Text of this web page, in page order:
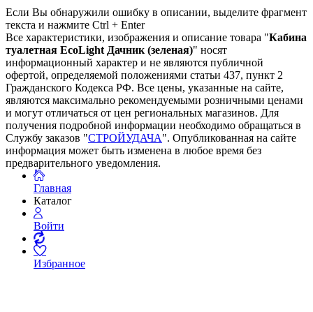
Если Вы обнаружили ошибку в описании, выделите фрагмент
текста и нажмите Ctrl + Enter
Все характеристики, изображения и описание товара "Кабина
туалетная EcoLight Дачник (зеленая)" носят
информационный характер и не являются публичной
офертой, определяемой положениями статьи 437, пункт 2
Гражданского Кодекса РФ. Все цены, указанные на сайте,
являются максимально рекомендуемыми розничными ценами
и могут отличаться от цен региональных магазинов. Для
получения подробной информации необходимо обращаться в
Службу заказов "СТРОЙУДАЧА". Опубликованная на сайте
информация может быть изменена в любое время без
предварительного уведомления.
Главная
Каталог
Войти
Избранное